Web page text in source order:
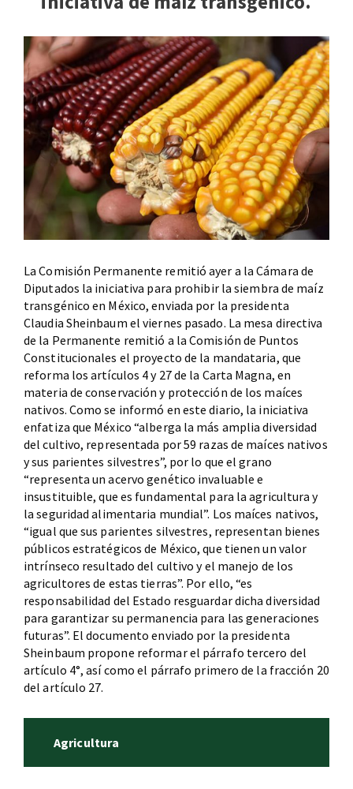
La Comisión Permanente remitió ayer a la Cámara de
Diputados la iniciativa para prohibir la siembra de maíz
transgénico en México, enviada por la presidenta
Claudia Sheinbaum el viernes pasado. La mesa directiva
de la Permanente remitió a la Comisión de Puntos
Constitucionales el proyecto de la mandataria, que
reforma los artículos 4 y 27 de la Carta Magna, en
materia de conservación y protección de los maíces
nativos. Como se informó en este diario, la iniciativa
enfatiza que México “alberga la más amplia diversidad
del cultivo, representada por 59 razas de maíces nativos
y sus parientes silvestres”, por lo que el grano
“representa un acervo genético invaluable e
insustituible, que es fundamental para la agricultura y
la seguridad alimentaria mundial”. Los maíces nativos,
“igual que sus parientes silvestres, representan bienes
públicos estratégicos de México, que tienen un valor
intrínseco resultado del cultivo y el manejo de los
agricultores de estas tierras”. Por ello, “es
responsabilidad del Estado resguardar dicha diversidad
para garantizar su permanencia para las generaciones
futuras”. El documento enviado por la presidenta
Sheinbaum propone reformar el párrafo tercero del
artículo 4°, así como el párrafo primero de la fracción 20
del artículo 27.
Agricultura